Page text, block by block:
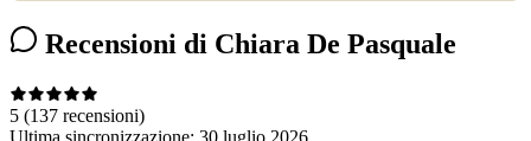
Recensioni di Chiara De Pasquale
5 (137 recensioni)
Ultima sincronizzazione: 30 luglio 2026